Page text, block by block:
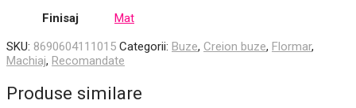
Finisaj
Mat
SKU: 8690604111015 Categorii: Buze, Creion buze, Flormar,
Machiaj, Recomandate
Produse similare